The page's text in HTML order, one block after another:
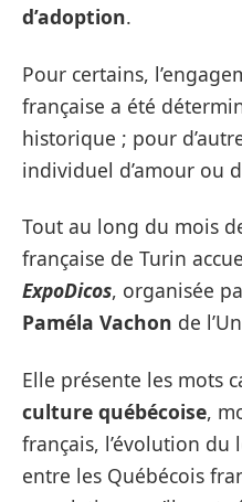
d’adoption.
Pour certains,
française a été
historique ; pour
individuel d’amour ou
Tout au long du mois
française de Turin
ExpoDicos, organisée
Paméla Vachon de
Elle présente les mots
culture québécoise,
français, l’évolution du
entre les Québécois